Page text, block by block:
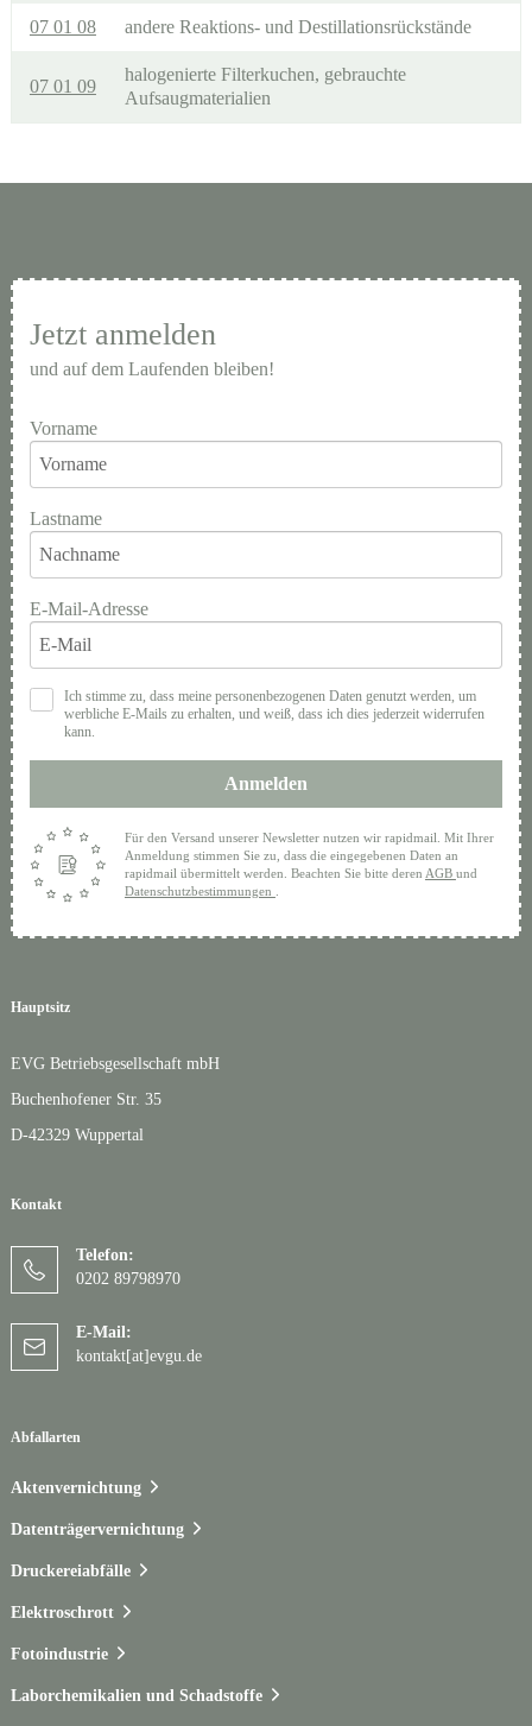
07 01 08 andere Reaktions- und Destillationsrückstände
07 01 09
halogenierte Filterkuchen, gebrauchte
Aufsaugmaterialien
Hauptsitz
EVG Betriebsgesellschaft mbH
Buchenhofener Str. 35
D-42329 Wuppertal
Kontakt
Telefon:
0202 89798970
E-Mail:
kontakt[at]evgu.de
Abfallarten
Aktenvernichtung
Datenträgervernichtung
Druckereiabfälle
Elektroschrott
Fotoindustrie
Laborchemikalien und Schadstoffe
Jetzt anmelden
und auf dem Laufenden bleiben!
Vorname
Lastname
E-Mail-Adresse
Ich stimme zu, dass meine personenbezogenen Daten genutzt werden, um
werbliche E-Mails zu erhalten, und weiß, dass ich dies jederzeit widerrufen
kann.
Anmelden
Für den Versand unserer Newsletter nutzen wir rapidmail. Mit Ihrer
Anmeldung stimmen Sie zu, dass die eingegebenen Daten an
rapidmail übermittelt werden. Beachten Sie bitte deren AGB und
Datenschutzbestimmungen